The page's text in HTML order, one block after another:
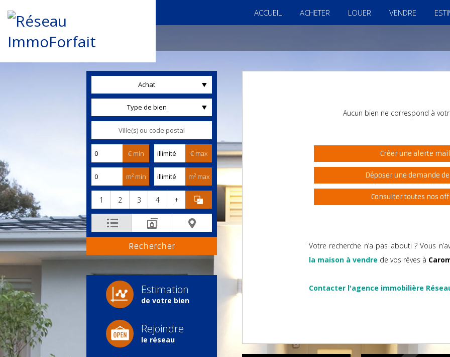
ACCUEIL ACHETER LOUER VENDRE
Achat
Type de bien
€ min € max
m² min m² max
1 2 3 4 +
Estimation
de votre bien
Rejoindre
le réseau
Aucun bien ne correspond à
Créer une alerte mail
Déposer une demande
Consulter toutes nos
Votre recherche n’a pas abouti ? Vous
la maison à vendre de vos rêves à
Contacter l'agence immobilière